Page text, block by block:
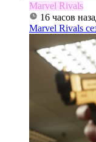
Marvel Rivals
16 часов
Marvel Rivals